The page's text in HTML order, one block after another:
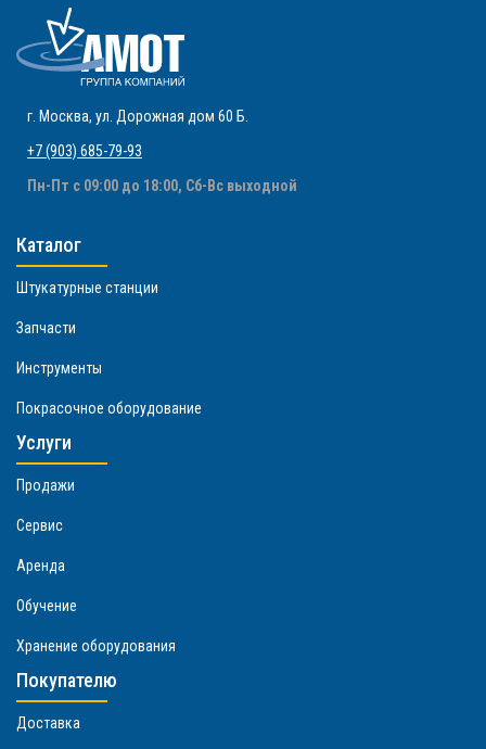
г. Москва, ул. Дорожная дом 60 Б
+7 (903) 685-79-93
Пн-Пт с 09:00 до 18:00, Сб-Вс выходной
Каталог
Штукатурные станции
Запчасти
Инструменты
Покрасочное оборудование
Услуги
Продажи
Сервис
Аренда
Обучение
Хранение оборудования
Покупателю
Доставка